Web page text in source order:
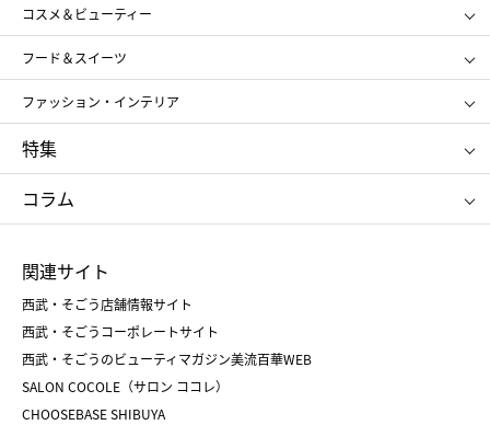
メンズ
スポーツ・アウトドア
お中元
お歳暮
コスメ＆ビューティー
SHISEIDO
ポール&ジョー ボーテ
ジルスチュアート
NARS
RMK
クリニーク
SK-Ⅱ
フード＆スイーツ
アンリ・シャルパンティエ
ゴディバ
新宿高野
たねや
ねんりん家
ファッション・インテリア
ポロ ラルフ ローレン
タケオ キクチ
ママ＆キッズ
シュタイフ
特集
お中元
ひな人形
五月人形
父の日
クリスマスケーキ
ホワイトデー
コラム
菓子折り
和菓子
人気のギフト
バレンタイン
ホワイトデー
おせち
関連サイト
西武・そごう店舗情報サイト
西武・そごうコーポレートサイト
西武・そごうのビューティマガジン美流百華WEB
SALON COCOLE（サロン ココレ）
CHOOSEBASE SHIBUYA